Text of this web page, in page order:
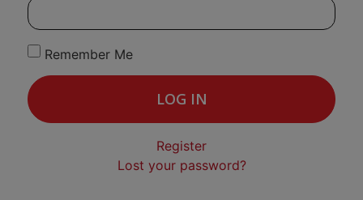
Remember Me
LOG IN
Register
Lost your password?